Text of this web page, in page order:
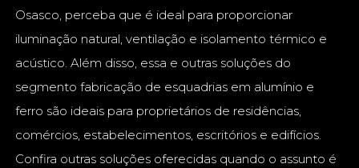
Osasco, perceba que é ideal para proporcionar
iluminação natural, ventilação e isolamento térmico e
acústico. Além disso, essa e outras soluções do
segmento fabricação de esquadrias em alumínio e
ferro são ideais para proprietários de residências,
comércios, estabelecimentos, escritórios e edifícios.
Confira outras soluções oferecidas quando o assunto é